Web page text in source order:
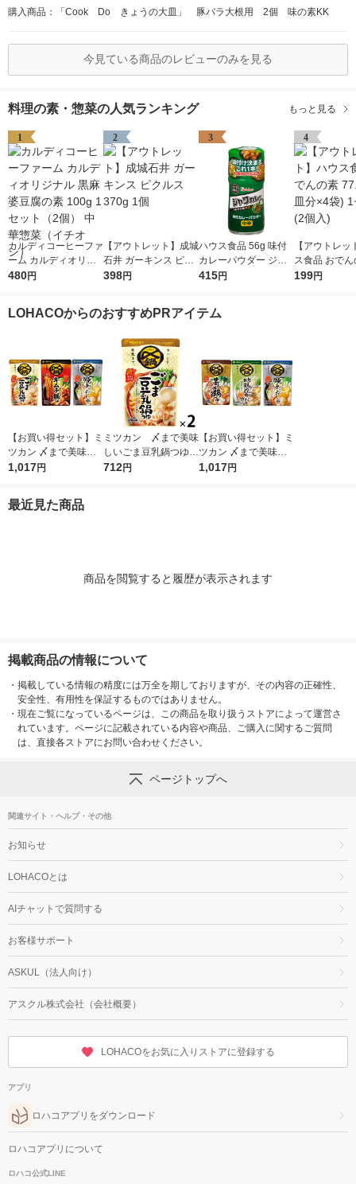
購入商品：「Cook Do きょうの大皿」 豚バラ大根用 2個 味の素KK
今見ている商品のレビューのみを見る
料理の素・惣菜の人気ランキング もっと見る
1
カルディコーヒーファ
ーム カルディオリジ
ナル 黒麻婆豆腐の素
480円
2
【アウトレット】成城
石井 ガーキンス ピク
ルス 370g 1個
398円
3
ハウス食品 56g 味付
カレーパウダー ジャ
ワカレー味 1個 【お
415円
4
【アウトレッ
ス食品 おで
2g(6皿分×4袋
199円
LOHACOからのおすすめPRアイテム
【お買い得セット】ミ
ツカン 〆まで美味し
い鍋つゆ3種セット
し鍋つゆ）
1,017円
ミツカン 〆まで美味
しいごま豆乳鍋つゆ
ストレート 750g＜
712円
【お買い得セット】ミ
ツカン 〆まで美味し
い鍋つゆ3種セット
1,017円
最近見た商品
商品を閲覧すると履歴が表示されます
掲載商品の情報について
・ 掲載している情報の精度には万全を期しておりますが、その内容の正確性、
安全性、有用性を保証するものではありません。
・ 現在ご覧になっているページは、この商品を取り扱うストアによって運営さ
れています。ページに記載されている内容や商品、ご購入に関するご質問
は、直接各ストアにお問い合わせください。
ページトップへ
関連サイト・ヘルプ・その他
お知らせ
LOHACOとは
AIチャットで質問する
お客様サポート
ASKUL（法人向け）
アスクル株式会社（会社概要）
LOHACOをお気に入りストアに登録する
アプリ
ロハコアプリをダウンロード
ロハコアプリについて
ロハコ公式LINE